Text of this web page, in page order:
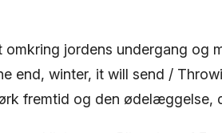
omkring jordens undergang og
end, winter, it will send /
fremtid og den ødelæggelse,